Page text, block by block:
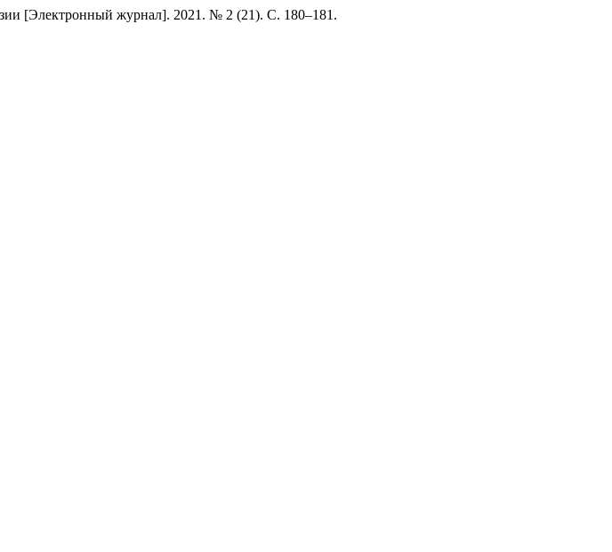
[Электронный журнал]. 2021. № 2 (21). С. 180–181.